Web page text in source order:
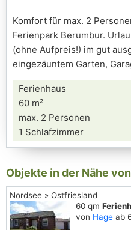
Komfort für max. 2
Ferienpark Berumbur.
(ohne Aufpreis!) im gut
eingezäuntem Garten,
Ferienhaus
60 m²
max. 2 Personen
1 Schlafzimmer
Objekte in der Nähe
Nordsee » Ostfriesland
60 qm
von Hage ab